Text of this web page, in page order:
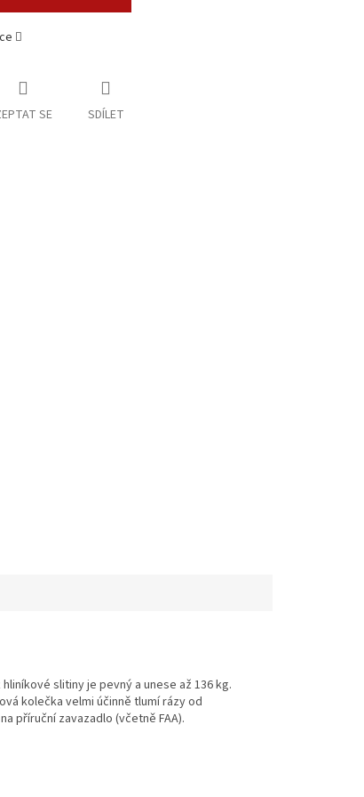
SE SDÍLET
slitiny je pevný a unese až 136 kg.
kolečka velmi účinně tlumí rázy od
příruční zavazadlo (včetně FAA).